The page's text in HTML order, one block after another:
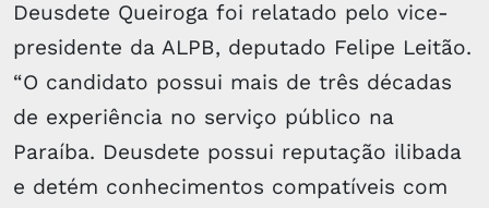
Deusdete Queiroga foi relatado pelo vice-
presidente da ALPB, deputado Felipe Leitão.
“O candidato possui mais de três décadas
de experiência no serviço público na
Paraíba. Deusdete possui reputação ilibada
e detém conhecimentos compatíveis com